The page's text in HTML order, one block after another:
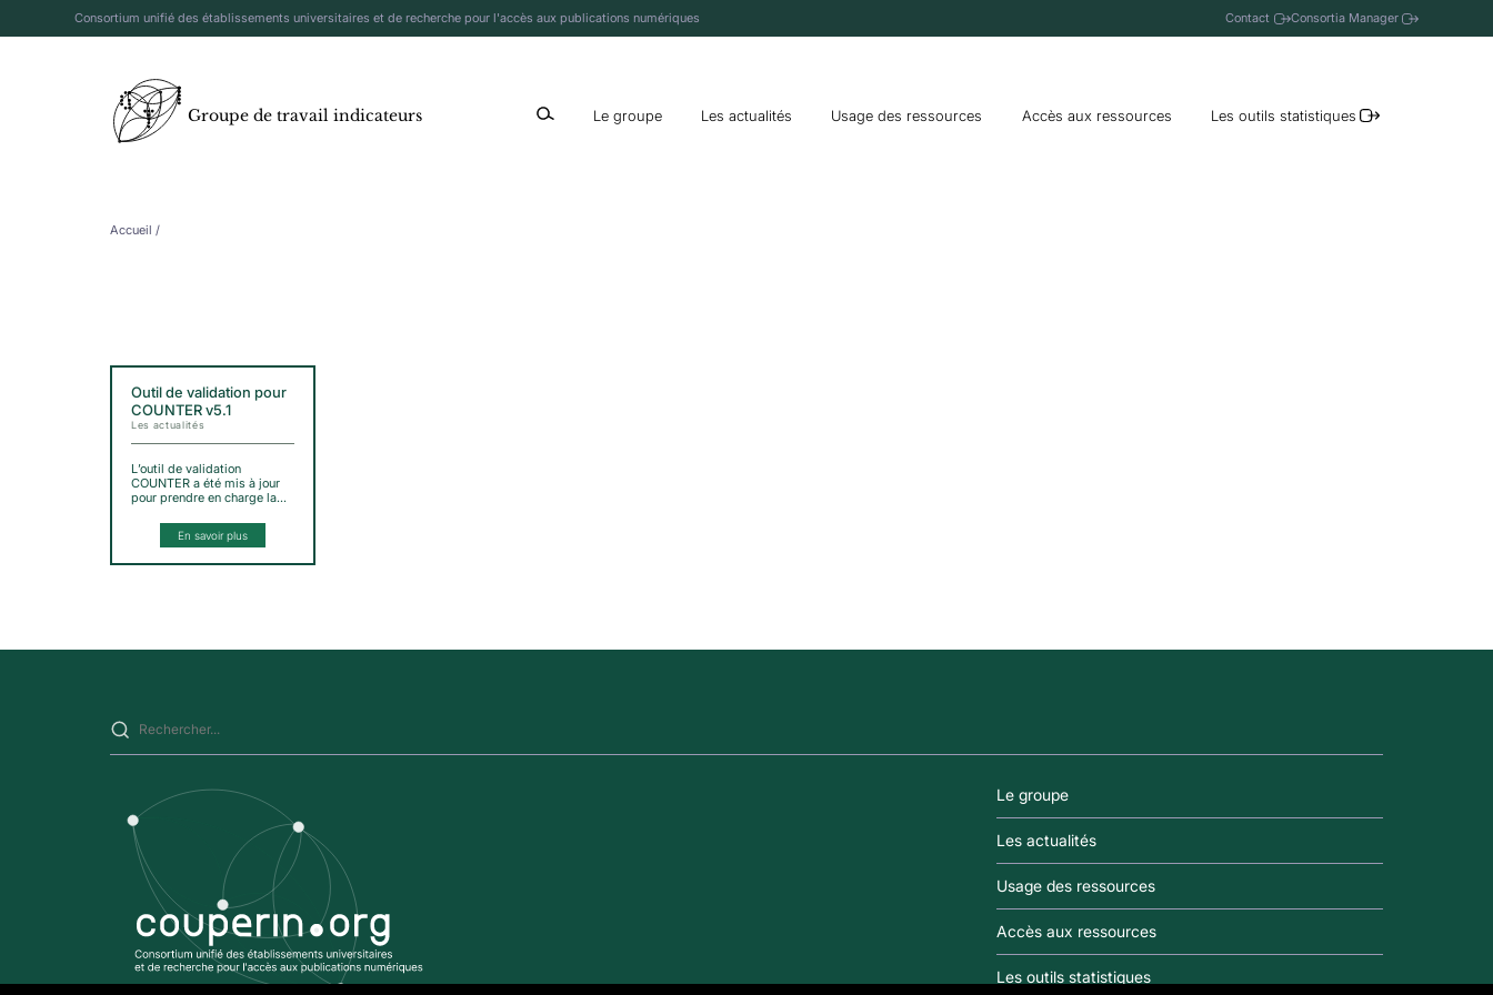
Consortium unifié des établissements universitaires et de recherche pour l'accès aux publications numériques Contact Consortia Manager
Groupe de travail indicateurs afficher ou cacher la boîte de recherche
Le groupe Les actualités Usage des ressources Accès aux ressources Les outils statistiques
Accueil /
Outil de validation pour
COUNTER v5.1
Les actualités
L’outil de validation
COUNTER a été mis à jour
pour prendre en charge la…
En savoir plus
Le groupe
Les actualités
Usage des ressources
Accès aux ressources
Les outils statistiques